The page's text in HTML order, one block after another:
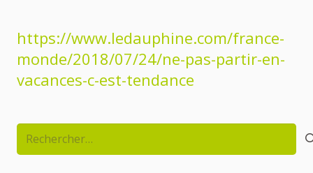
https://www.ledauphine.com/france-
monde/2018/07/24/ne-pas-partir-en-
vacances-c-est-tendance
Rechercher :